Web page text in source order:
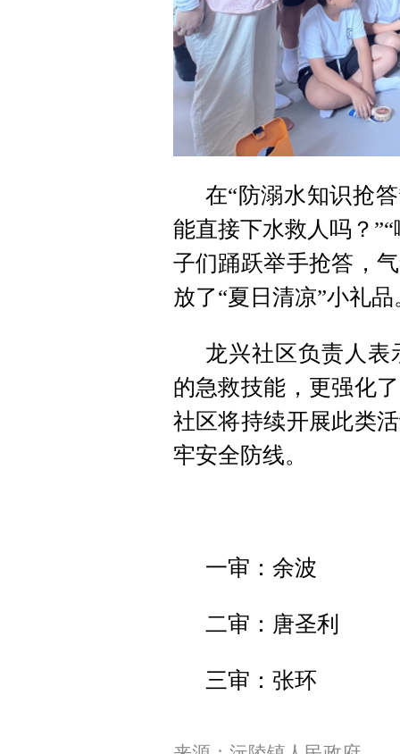
在“防溺水知识抢
能直接下水救人吗？
子们踊跃举手抢答，
放了“夏日清凉”小礼品
龙兴社区负责人
的急救技能，更强化
社区将持续开展此类
牢安全防线。
一审：余波
二审：唐圣利
三审：张环